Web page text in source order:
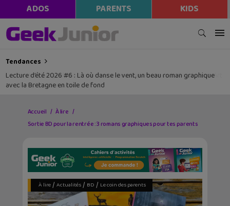
ADOS PARENTS KIDS
Tendances
Lecture d’été 2026 #6 : Là où danse le vent, un beau roman graphique
avec la Bretagne en toile de fond
Accueil
À lire
Sortie BD pour la rentrée : 3 romans graphiques pour tes parents
À lire/ Actualités/ BD / Le coin des parents
modal-check